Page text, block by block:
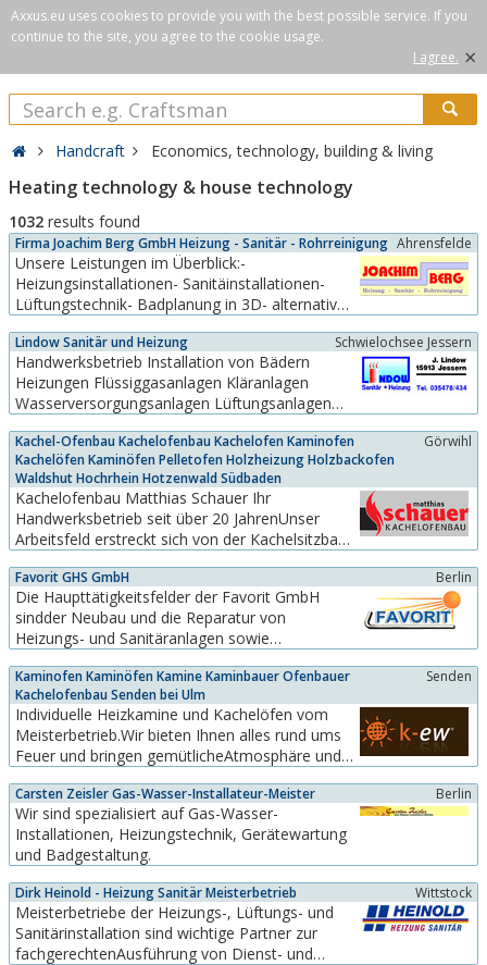
Axxus.eu uses cookies to provide you with the best possible service. If you
continue to the site, you agree to the cookie usage.
I agree. ×
Handcraft Economics, technology, building & living
Heating technology & house technology
1032 results found
Firma Joachim Berg GmbH Heizung - Sanitär - Rohrreinigung Ahrensfelde
Unsere Leistungen im Überblick:-
Heizungsinstallationen- Sanitäinstallationen-
Lüftungstechnik- Badplanung in 3D- alternative
Wartung- Wasserbelebung- Tiefbau /
NebenarbeitenFür detaillierte Informationen zu
unseren Leistungen informieren Sie sich...
Lindow Sanitär und Heizung Schwielochsee Jessern
Handwerksbetrieb Installation von Bädern
Heizungen Flüssiggasanlagen Kläranlagen
Wasserversorgungsanlagen Lüftungsanlagen
Kachel-Ofenbau Kachelofenbau Kachelofen Kaminofen
Kachelöfen Kaminöfen Pelletofen Holzheizung Holzbackofen
Waldshut Hochrhein Hotzenwald Südbaden
Görwihl
Kachelofenbau Matthias Schauer Ihr
Handwerksbetrieb seit über 20 JahrenUnser
Arbeitsfeld erstreckt sich von der Kachelsitzbank
zum Heimkamin. Die Form und Farbe der
Anlage wird individuell nach den Wünschen des
Kunden geplant mit neuester Technik
ausgestattet und ausgeführt.Die...
Favorit GHS GmbH Berlin
Die Haupttätigkeitsfelder der Favorit GmbH
sindder Neubau und die Reparatur von
Heizungs- und Sanitäranlagen sowie
Weiterhin widmen wir uns besonders
denBereichen alternative Energien wie dem
Einbau von Solaranlagen und Wärmepumpen.
Kaminofen Kaminöfen Kamine Kaminbauer Ofenbauer
Kachelofenbau Senden bei Ulm
Senden
Individuelle Heizkamine und Kachelöfen vom
Meisterbetrieb.Wir bieten Ihnen alles rund ums
Feuer und bringen gemütlicheAtmosphäre und
einentraditionellen Kachelofen, einen Heizkamin
mit großer Sichtscheibeoder einen Kaminofen
suchen.In unserer großen Ausstellung, mit mehr
als 100...
Carsten Zeisler Gas-Wasser-Installateur-Meister Berlin
Wir sind spezialisiert auf Gas-Wasser-
Installationen, Heizungstechnik, Gerätewartung
und Badgestaltung.
Dirk Heinold - Heizung Sanitär Meisterbetrieb Wittstock
Meisterbetriebe der Heizungs-, Lüftungs- und
Sanitärinstallation sind wichtige Partner zur
fachgerechtenAusführung von Dienst- und